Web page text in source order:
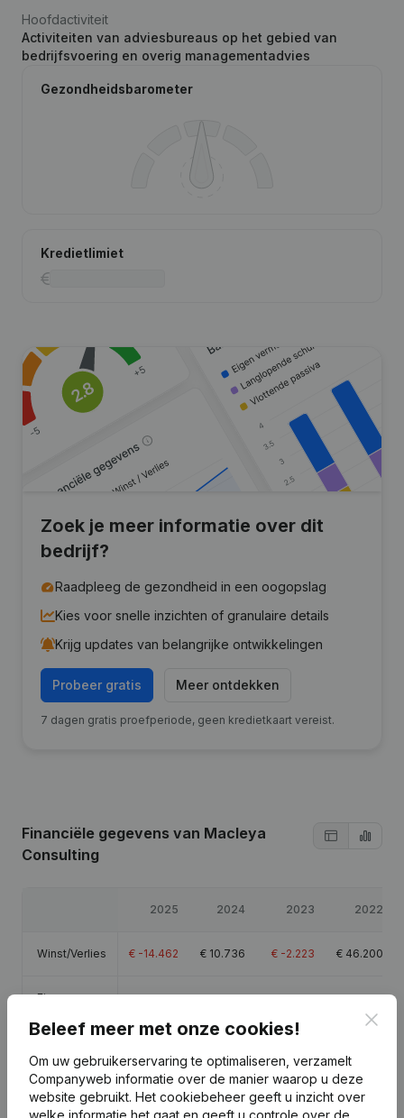
Hoofdactiviteit
Activiteiten van adviesbureaus op het gebied van
bedrijfsvoering en overig managementadvies
Gezondheidsbarometer
Kredietlimiet
Zoek je meer informatie over dit
bedrijf?
Raadpleeg de gezondheid in een oogopslag
Kies voor snelle inzichten of granulaire details
Krijg updates van belangrijke ontwikkelingen
Probeer gratis Meer ontdekken
7 dagen gratis proefperiode, geen kredietkaart vereist.
Financiële gegevens van Macleya
Consulting
2025 2024 2023 2022
Winst/Verlies € -14.462 € 10.736 € -2.223 € 46.200
Eigen
Brutomarge €-7.423 €16.706 €226 €58.129
Beleef meer met onze cookies!
Om uw gebruikerservaring te optimaliseren, verzamelt
Companyweb informatie over de manier waarop u deze
website gebruikt. Het cookiebeheer geeft u inzicht over
welke informatie het gaat en geeft u controle over de